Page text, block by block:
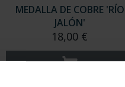
MEDALLA DE COBRE 'RÍO
JALÓN'
18,00 €